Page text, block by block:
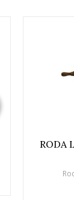
RODA